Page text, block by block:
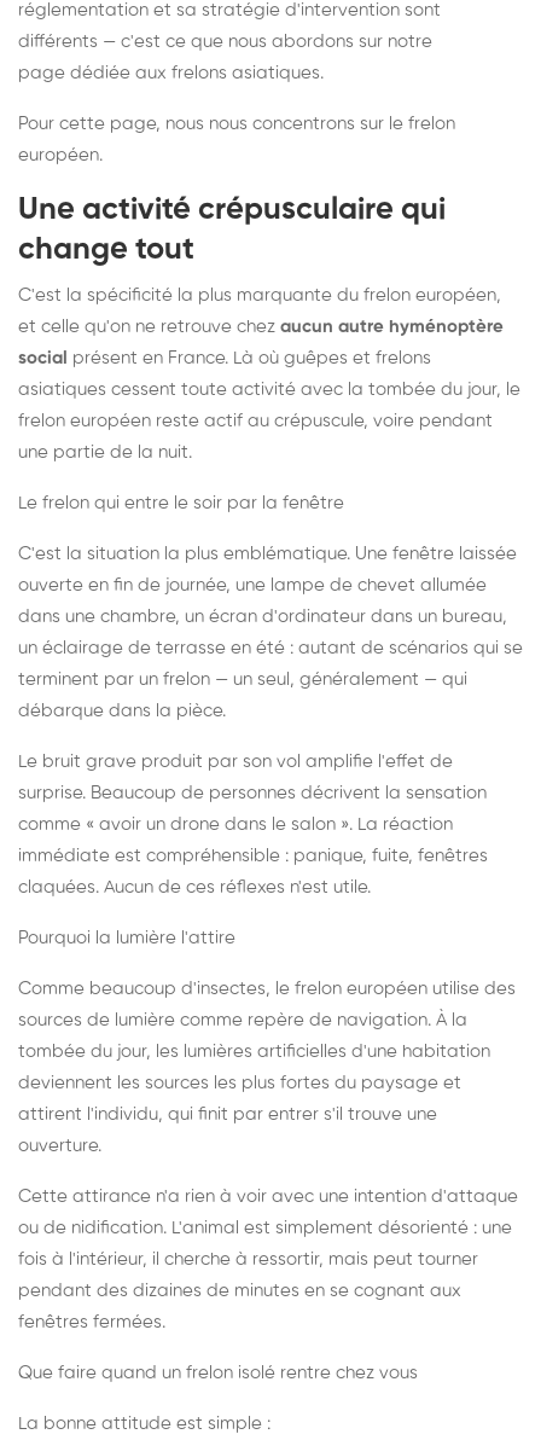
réglementation et sa stratégie d'intervention sont
différents — c'est ce que nous abordons sur notre
page dédiée aux frelons asiatiques.
Pour cette page, nous nous concentrons sur le frelon
européen.
Une activité crépusculaire qui
change tout
C'est la spécificité la plus marquante du frelon européen,
et celle qu'on ne retrouve chez aucun autre hyménoptère
social présent en France. Là où guêpes et frelons
asiatiques cessent toute activité avec la tombée du jour, le
frelon européen reste actif au crépuscule, voire pendant
une partie de la nuit.
Le frelon qui entre le soir par la fenêtre
C'est la situation la plus emblématique. Une fenêtre laissée
ouverte en fin de journée, une lampe de chevet allumée
dans une chambre, un écran d'ordinateur dans un bureau,
un éclairage de terrasse en été : autant de scénarios qui se
terminent par un frelon — un seul, généralement — qui
débarque dans la pièce.
Le bruit grave produit par son vol amplifie l'effet de
surprise. Beaucoup de personnes décrivent la sensation
comme « avoir un drone dans le salon ». La réaction
immédiate est compréhensible : panique, fuite, fenêtres
claquées. Aucun de ces réflexes n'est utile.
Pourquoi la lumière l'attire
Comme beaucoup d'insectes, le frelon européen utilise des
sources de lumière comme repère de navigation. À la
tombée du jour, les lumières artificielles d'une habitation
deviennent les sources les plus fortes du paysage et
attirent l'individu, qui finit par entrer s'il trouve une
ouverture.
Cette attirance n'a rien à voir avec une intention d'attaque
ou de nidification. L'animal est simplement désorienté : une
fois à l'intérieur, il cherche à ressortir, mais peut tourner
pendant des dizaines de minutes en se cognant aux
fenêtres fermées.
Que faire quand un frelon isolé rentre chez vous
La bonne attitude est simple :